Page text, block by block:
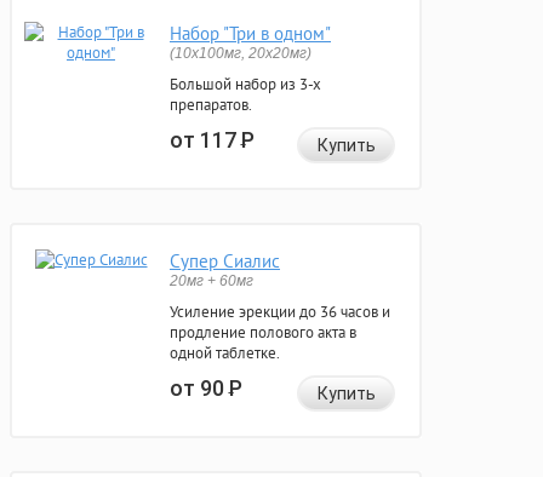
Набор "Три в одном"
(10x100мг, 20x20мг)
Большой набор из 3-х
препаратов.
от 117Р Купить
Супер Сиалис
20мг + 60мг
Усиление эрекции до 36 часов и
продление полового акта в
одной таблетке.
от 90Р Купить